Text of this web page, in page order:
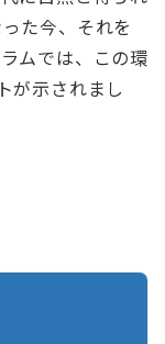
た今、それを
ムでは、この環
が示されまし